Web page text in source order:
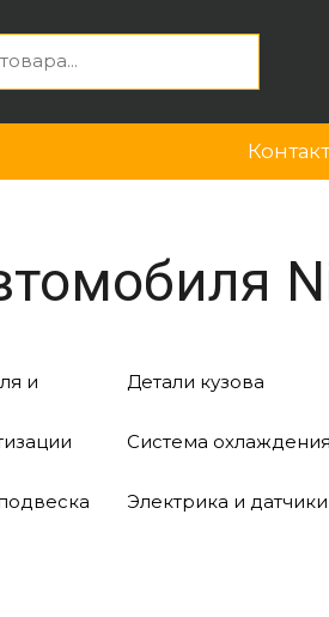
и
Детали кузова
Система охлаждения
Электрика и датчики